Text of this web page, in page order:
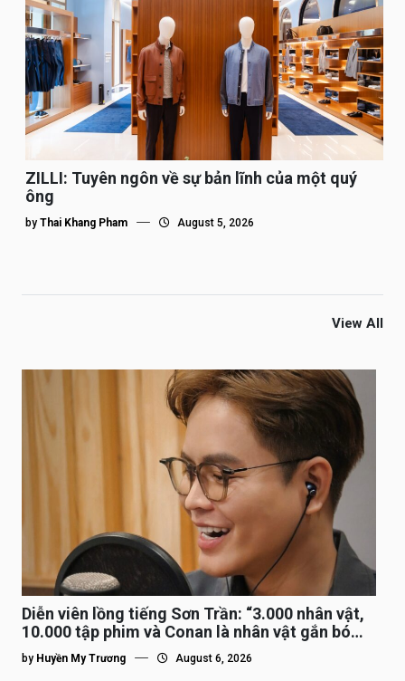
ZILLI: Tuyên ngôn về sự bản lĩnh của một quý
ông
by Thai Khang Pham August 5, 2026
View All
Diễn viên lồng tiếng Sơn Trần: “3.000 nhân vật,
10.000 tập phim và Conan là nhân vật gắn bó
lâu nhất”
by Huyền My Trương August 6, 2026